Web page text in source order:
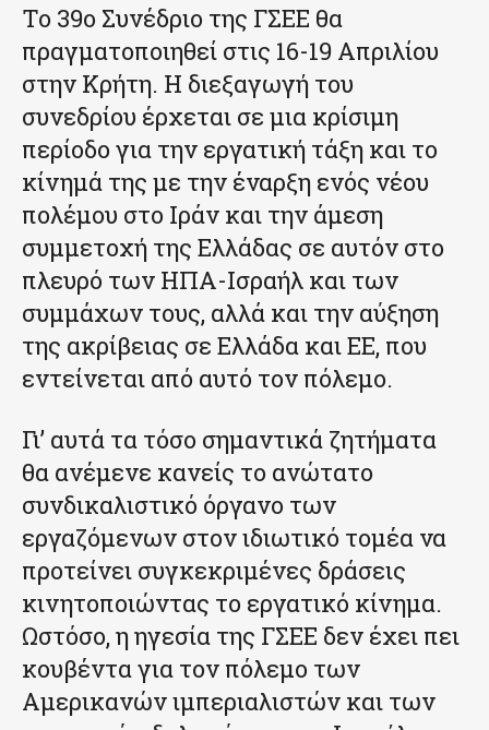
Το 39ο Συνέδριο της ΓΣΕΕ θα
πραγματοποιηθεί στις 16-19 Απριλίου
στην Κρήτη. Η διεξαγωγή του
συνεδρίου έρχεται σε μια κρίσιμη
περίοδο για την εργατική τάξη και το
κίνημά της με την έναρξη ενός νέου
πολέμου στο Ιράν και την άμεση
συμμετοχή της Ελλάδας σε αυτόν στο
πλευρό των ΗΠΑ-Ισραήλ και των
συμμάχων τους, αλλά και την αύξηση
της ακρίβειας σε Ελλάδα και ΕΕ, που
εντείνεται από αυτό τον πόλεμο.
Γι’ αυτά τα τόσο σημαντικά ζητήματα
θα ανέμενε κανείς το ανώτατο
συνδικαλιστικό όργανο των
εργαζόμενων στον ιδιωτικό τομέα να
προτείνει συγκεκριμένες δράσεις
κινητοποιώντας το εργατικό κίνημα.
Ωστόσο, η ηγεσία της ΓΣΕΕ δεν έχει πει
κουβέντα για τον πόλεμο των
Αμερικανών ιμπεριαλιστών και των